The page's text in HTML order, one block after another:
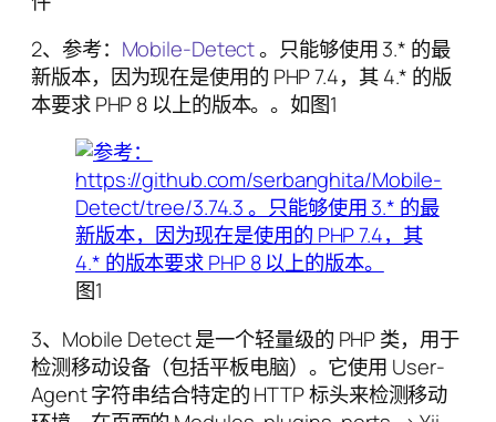
2、参考： Mobile-Detect。只能够使用 3.* 的最
新版本，因为现在是使用的 PHP 7.4，其 4.* 的版
本要求 PHP 8 以上的版本。。如图1
图1
3、Mobile Detect 是一个轻量级的 PHP 类，用于
检测移动设备（包括平板电脑）。它使用 User-
Agent 字符串结合特定的 HTTP 标头来检测移动